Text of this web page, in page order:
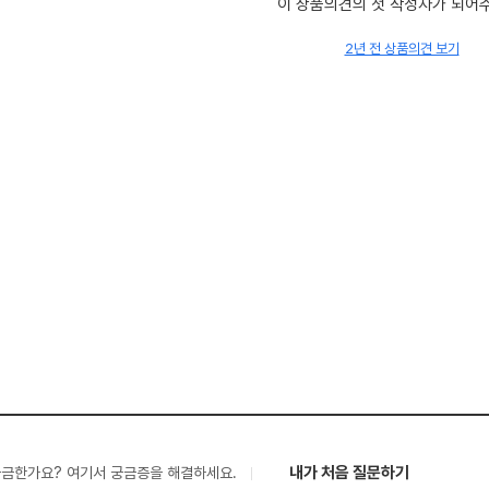
이 상품의견의 첫 작성자가 되어
2년 전 상품의견 보기
한가요? 여기서 궁금증을 해결하세요. 내가 처음 질문하기